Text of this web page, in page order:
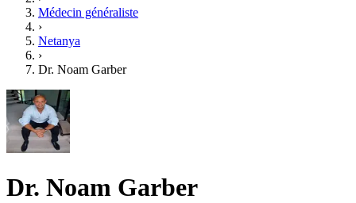
Médecin généraliste
›
Netanya
›
Dr. Noam Garber
Dr. Noam Garber